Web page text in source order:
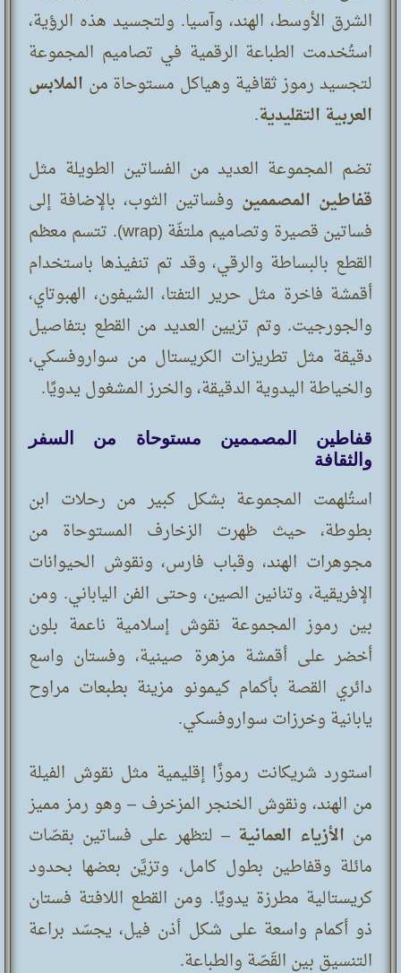
الشرق الأوسط، الهند، وآسيا. ولتجسيد هذه الرؤية،
استُخدمت الطباعة الرقمية في تصاميم المجموعة
لتجسيد رموز ثقافية وهياكل مستوحاة من الملابس
العربية التقليدية.
تضم المجموعة العديد من الفساتين الطويلة مثل
قفاطين المصممين وفساتين الثوب، بالإضافة إلى
فساتين قصيرة وتصاميم ملتفّة (wrap). تتسم معظم
القطع بالبساطة والرقي، وقد تم تنفيذها باستخدام
أقمشة فاخرة مثل حرير التفتا، الشيفون، الهبوتاي،
والجورجيت. وتم تزيين العديد من القطع بتفاصيل
دقيقة مثل تطريزات الكريستال من سواروفسكي،
والخياطة اليدوية الدقيقة، والخرز المشغول يدويًا.
قفاطين المصممين مستوحاة من السفر
والثقافة
استُلهمت المجموعة بشكل كبير من رحلات ابن
بطوطة، حيث ظهرت الزخارف المستوحاة من
مجوهرات الهند، وقباب فارس، ونقوش الحيوانات
الإفريقية، وتنانين الصين، وحتى الفن الياباني. ومن
بين رموز المجموعة نقوش إسلامية ناعمة بلون
أخضر على أقمشة مزهرة صينية، وفستان واسع
دائري القصة بأكمام كيمونو مزينة بطبعات مراوح
يابانية وخرزات سواروفسكي.
استورد شريكانت رموزًا إقليمية مثل نقوش الفيلة
من الهند، ونقوش الخنجر المزخرف – وهو رمز مميز
من الأزياء العمانية – لتظهر على فساتين بقصّات
مائلة وقفاطين بطول كامل، وتزيَّن بعضها بحدود
كريستالية مطرزة يدويًا. ومن القطع اللافتة فستان
ذو أكمام واسعة على شكل أذن فيل، يجسّد براعة
التنسيق بين القَصّة والطباعة.